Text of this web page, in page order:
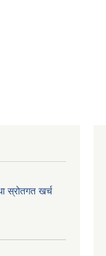
स्रोतगत खर्च